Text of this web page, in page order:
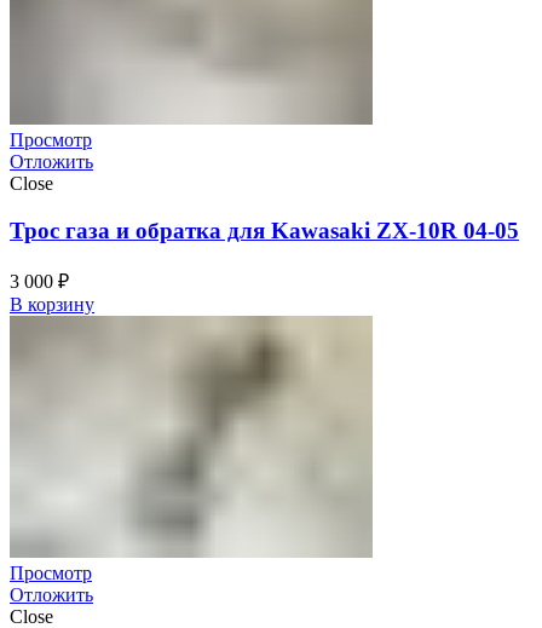
Просмотр
Отложить
Close
Трос газа и обратка для Kawasaki ZX-10R 04-05
3 000 ₽
В корзину
Просмотр
Отложить
Close